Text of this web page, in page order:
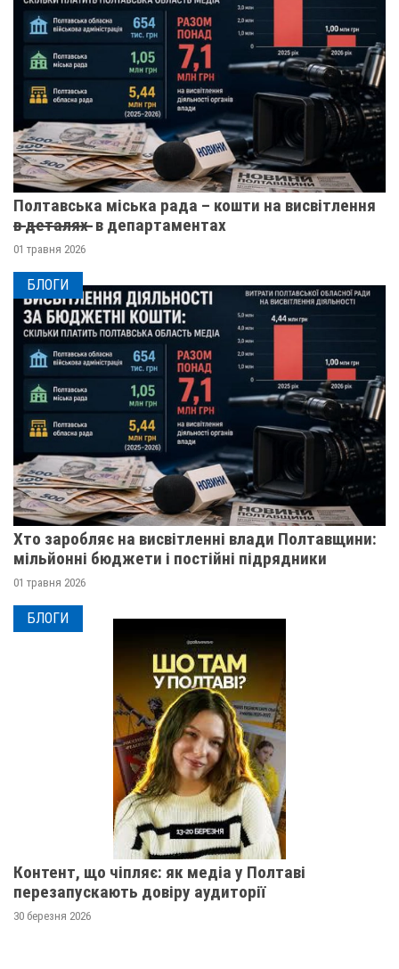
Полтавська міська рада – кошти на висвітлення
в̶ ̶д̶е̶т̶а̶л̶я̶х̶ ̶ в департаментах
01 травня 2026
БЛОГИ
Хто заробляє на висвітленні влади Полтавщини:
мільйонні бюджети і постійні підрядники
01 травня 2026
БЛОГИ
Контент, що чіпляє: як медіа у Полтаві
перезапускають довіру аудиторії
30 березня 2026